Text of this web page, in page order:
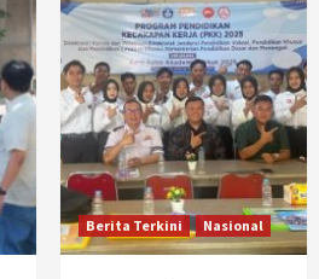
Berita Terkini Nasional